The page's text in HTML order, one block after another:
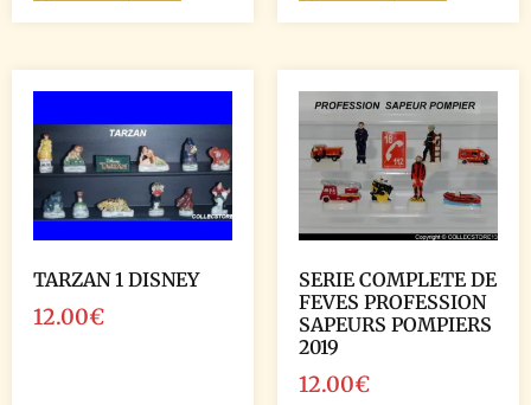
TARZAN 1 DISNEY
12.00€
SERIE COMPLETE DE
FEVES PROFESSION
SAPEURS POMPIERS
2019
12.00€